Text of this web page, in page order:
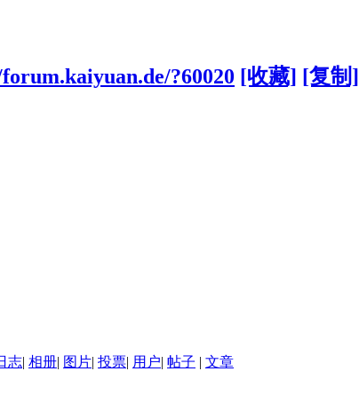
?60020 [收藏] [复制]
志| 相册| 图片| 投票| 用户| 帖子 | 文章